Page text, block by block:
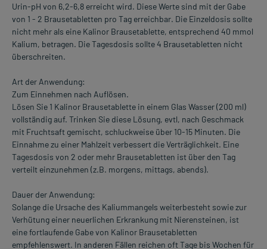
Urin-pH von 6,2-6,8 erreicht wird. Diese Werte sind mit der Gabe
von 1 - 2 Brausetabletten pro Tag erreichbar. Die Einzeldosis sollte
nicht mehr als eine Kalinor Brausetablette, entsprechend 40 mmol
Kalium, betragen. Die Tagesdosis sollte 4 Brausetabletten nicht
überschreiten.
Art der Anwendung:
Zum Einnehmen nach Auflösen.
Lösen Sie 1 Kalinor Brausetablette in einem Glas Wasser (200 ml)
vollständig auf. Trinken Sie diese Lösung, evtl, nach Geschmack
mit Fruchtsaft gemischt, schluckweise über 10-15 Minuten. Die
Einnahme zu einer Mahlzeit verbessert die Verträglichkeit. Eine
Tagesdosis von 2 oder mehr Brausetabletten ist über den Tag
verteilt einzunehmen (z.B. morgens, mittags, abends).
Dauer der Anwendung:
Solange die Ursache des Kaliummangels weiterbesteht sowie zur
Verhütung einer neuerlichen Erkrankung mit Nierensteinen, ist
eine fortlaufende Gabe von Kalinor Brausetabletten
empfehlenswert. In anderen Fällen reichen oft Tage bis Wochen für